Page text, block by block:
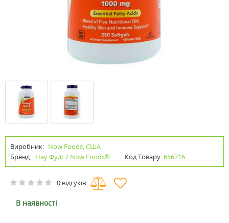
Виробник: Now Foods, США
Бренд: Нау Фудс / Now Foods® Код Товару:686716
0 відгуків
В наявності